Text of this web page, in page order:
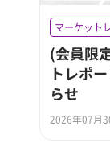
マーケット
(会員限
トレポ
らせ
2026年07月